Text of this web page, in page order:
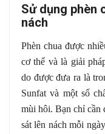
Sử dụng phèn
nách
Phèn chua được
cơ thể và là giải
do được đưa ra là
Sunfat và một số
mùi hôi. Bạn chỉ cần
sát lên nách mỗi